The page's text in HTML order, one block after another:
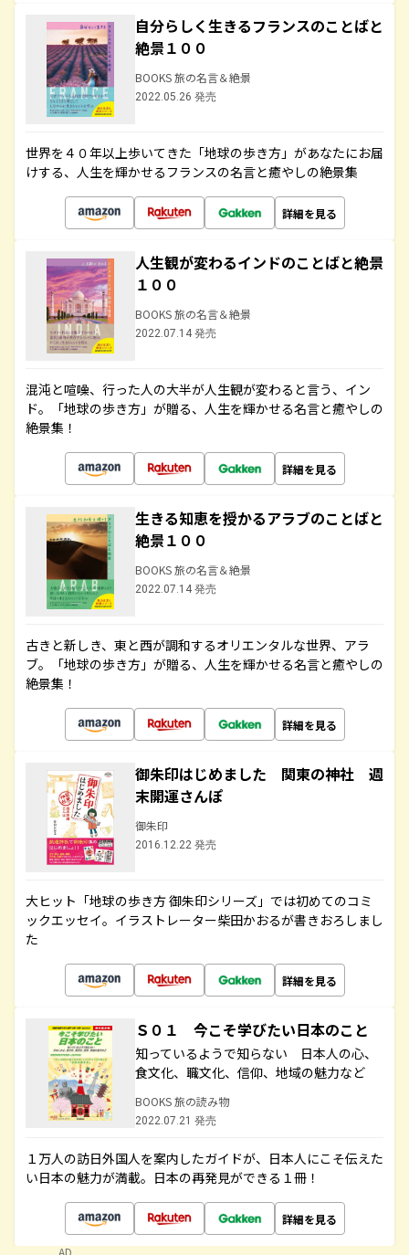
自分らしく生きるフランスのことばと
絶景１００
BOOKS 旅の名言＆絶景
2022.05.26 発売
世界を４０年以上歩いてきた「地球の歩き方」があなたにお届
けする、人生を輝かせるフランスの名言と癒やしの絶景集
詳細を見る
人生観が変わるインドのことばと絶景
１００
BOOKS 旅の名言＆絶景
2022.07.14 発売
混沌と喧噪、行った人の大半が人生観が変わると言う、イン
ド。「地球の歩き方」が贈る、人生を輝かせる名言と癒やしの
絶景集！
詳細を見る
生きる知恵を授かるアラブのことばと
絶景１００
BOOKS 旅の名言＆絶景
2022.07.14 発売
古きと新しき、東と西が調和するオリエンタルな世界、アラ
ブ。「地球の歩き方」が贈る、人生を輝かせる名言と癒やしの
絶景集！
詳細を見る
御朱印はじめました 関東の神社 週
末開運さんぽ
御朱印
2016.12.22 発売
大ヒット「地球の歩き方 御朱印シリーズ」では初めてのコミ
ックエッセイ。イラストレーター柴田かおるが書きおろしまし
た
詳細を見る
Ｓ０１ 今こそ学びたい日本のこと
知っているようで知らない 日本人の心、
食文化、職文化、信仰、地域の魅力など
BOOKS 旅の読み物
2022.07.21 発売
１万人の訪日外国人を案内したガイドが、日本人にこそ伝えた
い日本の魅力が満載。日本の再発見ができる１冊！
詳細を見る
AD